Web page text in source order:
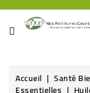
CATÉGORIE
ÉPICERIE
Accueil Santé